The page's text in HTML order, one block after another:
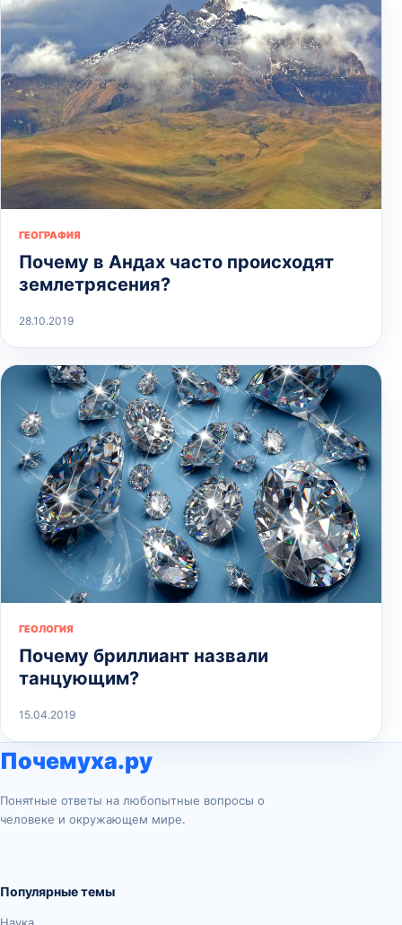
ГЕОГРАФИЯ
Почему в Андах часто происходят
землетрясения?
28.10.2019
ГЕОЛОГИЯ
Почему бриллиант назвали
танцующим?
15.04.2019
Почемуха.ру
Понятные ответы на любопытные вопросы о
человеке и окружающем мире.
Популярные темы